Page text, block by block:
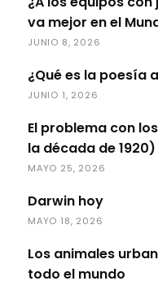
va mejor en el
JUNIO 8, 2026
¿Qué es la poesía
JUNIO 1, 2026
El problema con
la década de 1920)
MAYO 25, 2026
Darwin hoy
MAYO 18, 2026
Los animales
todo el mundo